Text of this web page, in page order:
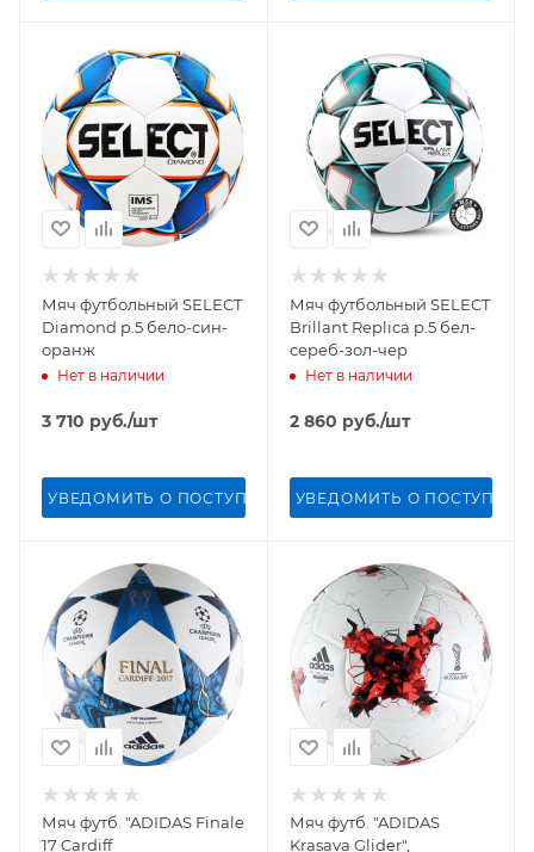
Мяч футбольный SELECT
Diamond р.5 бело-син-
оранж
Нет в наличии
3 710 руб./шт
УВЕДОМИТЬ О ПОСТУПЛЕНИИ
Мяч футбольный SELECT
Brillant Replica р.5 бел-
сереб-зол-чер
Нет в наличии
2 860 руб./шт
УВЕДОМИТЬ О
Мяч футб. "ADIDAS Finale
17 Cardiff
Мяч футб. "ADIDAS
Krasava Glider",